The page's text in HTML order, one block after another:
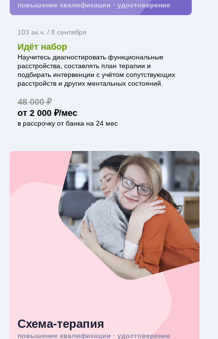
повышение квалификации · удостоверение
103 ак.ч. / 8 сентября
Идёт набор
Научитесь диагностировать функциональные
расстройства, составлять план терапии и
подбирать интервенции с учётом сопутствующих
расстройств и других ментальных состояний.
48 000 ₽
от 2 000 ₽/мес
в рассрочку от банка на 24 мес
Схема-терапия
повышение квалификации · удостоверение